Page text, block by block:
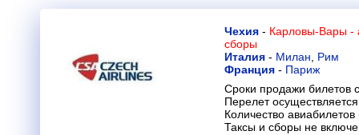
Чехия - Карловы-Вары -
сборы
Италия - Милан
Рим
Франция - Париж
Сроки продажи билетов
Перелет
Количество
Таксы и сборы не